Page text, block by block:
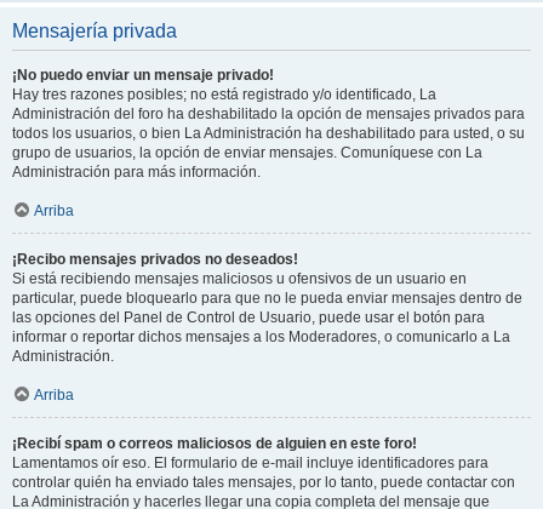
Mensajería privada
¡No puedo enviar un mensaje privado!
Hay tres razones posibles; no está registrado y/o identificado, La
Administración del foro ha deshabilitado la opción de mensajes privados para
todos los usuarios, o bien La Administración ha deshabilitado para usted, o su
grupo de usuarios, la opción de enviar mensajes. Comuníquese con La
Administración para más información.
Arriba
¡Recibo mensajes privados no deseados!
Si está recibiendo mensajes maliciosos u ofensivos de un usuario en
particular, puede bloquearlo para que no le pueda enviar mensajes dentro de
las opciones del Panel de Control de Usuario, puede usar el botón para
informar o reportar dichos mensajes a los Moderadores, o comunicarlo a La
Administración.
Arriba
¡Recibí spam o correos maliciosos de alguien en este foro!
Lamentamos oír eso. El formulario de e-mail incluye identificadores para
controlar quién ha enviado tales mensajes, por lo tanto, puede contactar con
La Administración y hacerles llegar una copia completa del mensaje que